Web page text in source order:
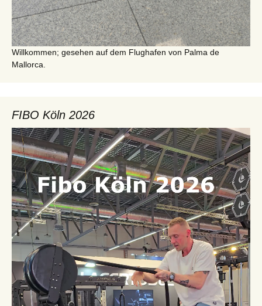
Willkommen; gesehen auf dem Flughafen von Palma de
Mallorca.
FIBO Köln 2026
Video-
Player